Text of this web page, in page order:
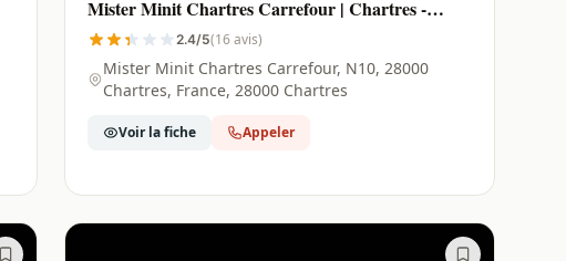
Mister Minit Chartres Carrefour | Chartres -
28000
2.4/5(16 avis)
Mister Minit Chartres Carrefour, N10, 28000
Chartres, France, 28000 Chartres
Voir la fiche Appeler